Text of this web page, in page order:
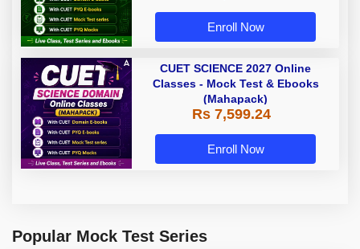
Enroll Now
CUET SCIENCE 2027 Online
Classes - Mock Test & Ebooks
(Mahapack)
Rs 7,599.24
Enroll Now
Popular Mock Test Series